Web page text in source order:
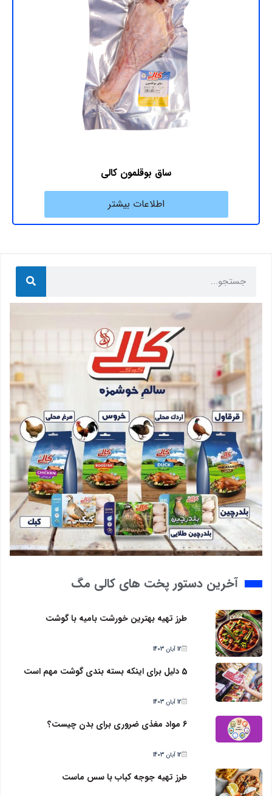
ساق بوقلمون کالی
اطلاعات بیشتر
آخرین دستور پخت های کالی مگ
طرز تهیه بهترین خورشت بامیه با گوشت
12 آبان 1403
5 دلیل برای اینکه بسته بندی گوشت مهم است
12 آبان 1403
6 مواد مغذی ضروری برای بدن چیست؟
12 آبان 1403
طرز تهیه جوجه کباب با سس ماست